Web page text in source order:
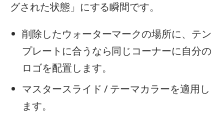
グされた状態」にする瞬間です。
削除したウォーターマークの場所に、テン
プレートに合うなら同じコーナーに自分の
ロゴを配置します。
マスタースライド / テーマカラーを適用し
ます。